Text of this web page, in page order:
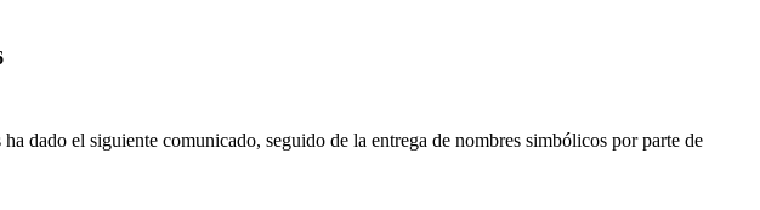
dado el siguiente comunicado, seguido de la entrega de nombres simbólicos por parte de